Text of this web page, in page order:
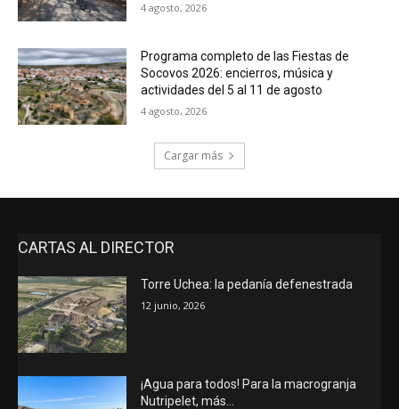
4 agosto, 2026
Programa completo de las Fiestas de
Socovos 2026: encierros, música y
actividades del 5 al 11 de agosto
4 agosto, 2026
Cargar más
CARTAS AL DIRECTOR
Torre Uchea: la pedanía defenestrada
12 junio, 2026
¡Agua para todos! Para la macrogranja
Nutripelet, más…